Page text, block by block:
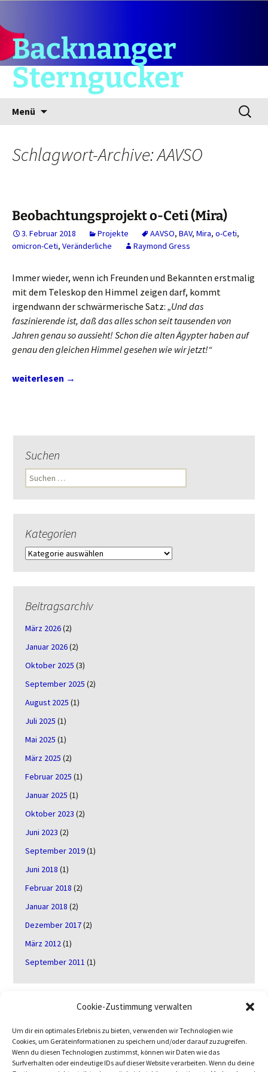
Cookie-Zustimmung verwalten
Um dir ein optimales Erlebnis zu bieten, verwenden wir Technologien wie
Cookies, um Geräteinformationen zu speichern und/oder darauf zuzugreifen.
Wenn du diesen Technologien zustimmst, können wir Daten wie das
Surfverhalten oder eindeutige IDs auf dieser Website verarbeiten. Wenn du deine
Backnanger
Sterngucker
Menü
Suchen
nach:
Schlagwort-Archive: AAVSO
Beobachtungsprojekt o-Ceti (Mira)
3. Februar 2018 Projekte AAVSO, BAV, Mira, o-Ceti,
omicron-Ceti, Veränderliche Raymond Gress
Immer wieder, wenn ich Freunden und Bekannten erstmalig
mit dem Teleskop den Himmel zeigen darf, kommt
irgendwann der schwärmerische Satz: „Und das
faszinierende ist, daß das alles schon seit tausenden von
Jahren genau so aussieht! Schon die alten Ägypter haben auf
genau den gleichen Himmel gesehen wie wir jetzt!“
Beobachtungsprojekt o-Ceti (Mira)
weiterlesen →
Suchen
Suchen
nach:
Kategorien
Kategorien
Beitragsarchiv
März 2026(2)
Januar 2026(2)
Oktober 2025 (3)
September 2025 (2)
August 2025 (1)
Juli 2025 (1)
Mai 2025 (1)
März 2025 (2)
Februar 2025 (1)
Januar 2025 (1)
Oktober 2023 (2)
Juni 2023 (2)
September 2019(1)
Juni 2018 (1)
Februar 2018 (2)
Januar 2018 (2)
Dezember 2017(2)
März 2012(1)
September 2011 (1)
Sonne und Venus am Taghimmel – Wenn Beobachtung
plötzlich lebendig wird20. März 2026